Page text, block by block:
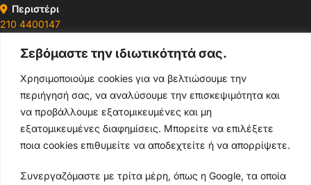
Σεβόμαστε την ιδιωτικότητά σας.
Χρησιμοποιούμε cookies για να βελτιώσουμε την
περιήγησή σας, να αναλύσουμε την επισκεψιμότητα και
να προβάλλουμε εξατομικευμένες και μη
εξατομικευμένες διαφημίσεις. Μπορείτε να επιλέξετε
ποια cookies επιθυμείτε να αποδεχτείτε ή να απορρίψετε.
Συνεργαζόμαστε με τρίτα μέρη, όπως η Google, τα οποία
Περιστέρι
210 4400147
Ωράρια & Διευθύνσεις →
210 4929089
Κεντρικό τηλέφωνο
info@thikishop.gr
Δευ - Σάβ: 10:00 - 21:00